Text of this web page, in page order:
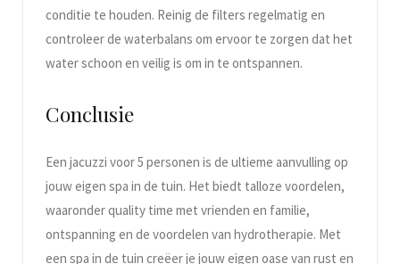
conditie te houden. Reinig de filters regelmatig en
controleer de waterbalans om ervoor te zorgen dat het
water schoon en veilig is om in te ontspannen.
Conclusie
Een jacuzzi voor 5 personen is de ultieme aanvulling op
jouw eigen spa in de tuin. Het biedt talloze voordelen,
waaronder quality time met vrienden en familie,
ontspanning en de voordelen van hydrotherapie. Met
een spa in de tuin creëer je jouw eigen oase van rust en